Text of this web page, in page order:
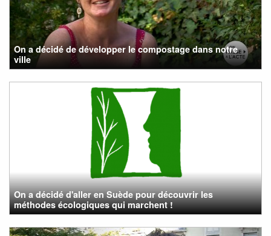
On a décidé de développer le compostage dans notre
ville
On a décidé d'aller en Suède pour découvrir les
méthodes écologiques qui marchent !